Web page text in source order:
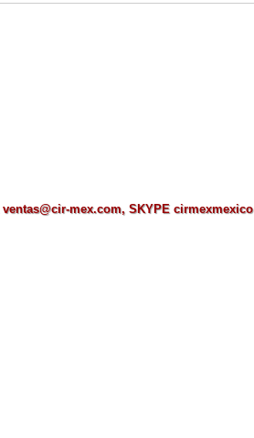
ventas@cir-mex.com, SKYPE cirmexmexico